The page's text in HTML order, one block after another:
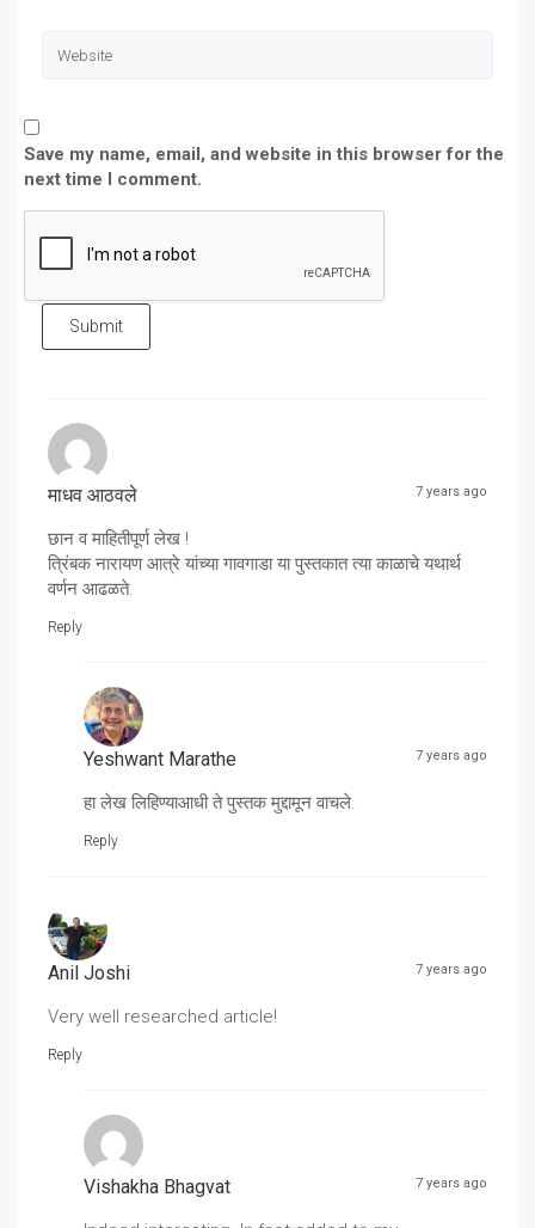
Save my name, email, and website in this browser for the
next time I comment.
Submit
माधव आठवले 7 years ago
छान व माहितीपूर्ण लेख !
त्रिंबक नारायण आत्रे यांच्या गावगाडा या पुस्तकात त्या काळाचे यथार्थ
वर्णन आढळते.
Reply
Yeshwant Marathe 7 years ago
हा लेख लिहिण्याआधी ते पुस्तक मुद्दामून वाचले.
Reply
Anil Joshi 7 years ago
Very well researched article!
Reply
Vishakha Bhagvat 7 years ago